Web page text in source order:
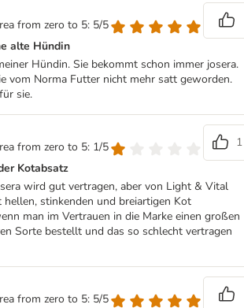
from zero to 5: 5/5
alte Hündin
Hündin. Sie bekommt schon immer josera.
vom Norma Futter nicht mehr satt geworden.
sie.
from zero to 5: 1/5
1
Kotabsatz
wird gut vertragen, aber von Light & Vital
stinkenden und breiartigen Kot
man im Vertrauen in die Marke einen großen
Sorte bestellt und das so schlecht vertragen
from zero to 5: 5/5